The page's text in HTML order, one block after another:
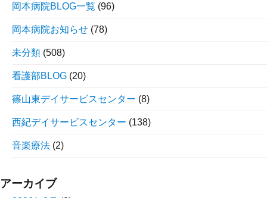
岡本病院BLOG一覧 (96)
岡本病院お知らせ (78)
未分類 (508)
看護部BLOG (20)
篠山東デイサービスセンター (8)
西紀デイサービスセンター (138)
音楽療法 (2)
アーカイブ